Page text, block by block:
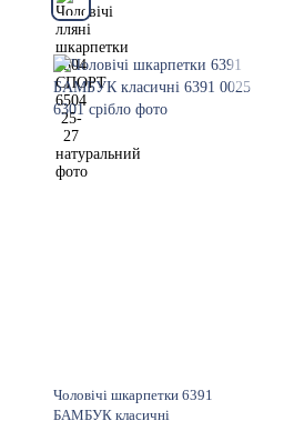
Чоловічі шкарпетки 6391
БАМБУК класичні